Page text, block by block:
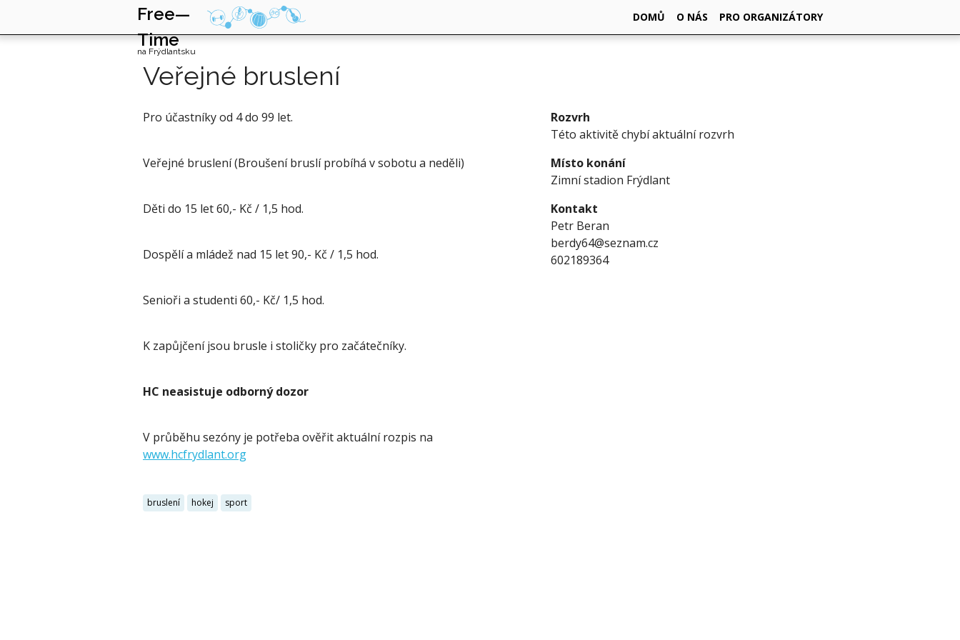
Free—
Time
na Frýdlantsku
DOMŮ O NÁS PRO ORGANIZÁTORY
Veřejné bruslení
Pro účastníky od 4 do 99 let.
Veřejné bruslení (Broušení bruslí probíhá v sobotu a neděli)
Děti do 15 let 60,- Kč / 1,5 hod.
Dospělí a mládež nad 15 let 90,- Kč / 1,5 hod.
Senioři a studenti 60,- Kč/ 1,5 hod.
K zapůjčení jsou brusle i stoličky pro začátečníky.
HC neasistuje odborný dozor
V průběhu sezóny je potřeba ověřit aktuální rozpis na
www.hcfrydlant.org
bruslení hokej sport
Rozvrh
Této aktivitě chybí aktuální rozvrh
Místo konání
Zimní stadion Frýdlant
Kontakt
Petr Beran
berdy64@seznam.cz
602189364